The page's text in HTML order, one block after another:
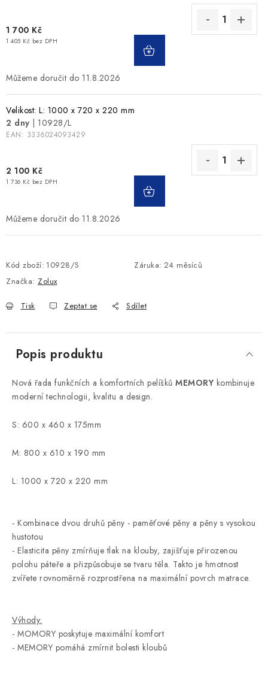
1 700 Kč
1 405 Kč bez DPH
11.8.2026
Velikost: L: 1000 x 720 x 220 mm
2 dny
| 10928/L
EAN: 3336024093429
2 100 Kč
1 736 Kč bez DPH
11.8.2026
Kód zboží: 10928/S Záruka: 24 měsíců
Značka: Zolux
Tisk Zeptat se Sdílet
Popis produktu
Nová řada funkčních a komfortních pelíšků MEMORY kombinuje
moderní technologii, kvalitu a design.
S: 600 x 460 x 175mm
M: 800 x 610 x 190 mm
L: 1000 x 720 x 220 mm
- Kombinace dvou druhů pěny - paměťové pěny a pěny s vysokou
hustotou
- Elasticita pěny zmírňuje tlak na klouby, zajišťuje přirozenou
polohu páteře a přizpůsobuje se tvaru těla. Takto je hmotnost
zvířete rovnoměrně rozprostřena na maximální povrch matrace.
Výhody:
- MOMORY poskytuje maximální komfort
- MEMORY pomáhá zmírnit bolesti kloubů